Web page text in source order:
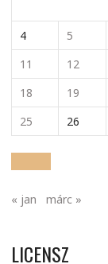
4
5
11
12
18
19
25
26
« jan márc »
LICENSZ